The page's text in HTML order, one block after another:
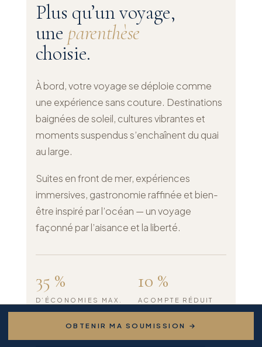
Plus qu’un voyage,
une parenthèse
choisie.
À bord, votre voyage se déploie comme
une expérience sans couture. Destinations
baignées de soleil, cultures vibrantes et
moments suspendus s’enchaînent du quai
au large.
Suites en front de mer, expériences
immersives, gastronomie raffinée et bien-
être inspiré par l’océan — un voyage
façonné par l’aisance et la liberté.
35 %
D’ÉCONOMIES MAX.
10 %
ACOMPTE RÉDUIT
OBTENIR MA SOUMISSION →